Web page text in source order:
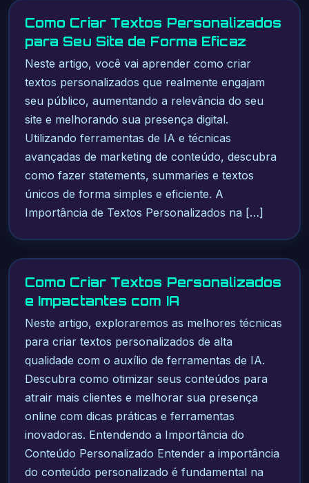
Como Criar Textos Personalizados
para Seu Site de Forma Eficaz
Neste artigo, você vai aprender como criar
textos personalizados que realmente engajam
seu público, aumentando a relevância do seu
site e melhorando sua presença digital.
Utilizando ferramentas de IA e técnicas
avançadas de marketing de conteúdo, descubra
como fazer statements, summaries e textos
únicos de forma simples e eficiente. A
Importância de Textos Personalizados na […]
Como Criar Textos Personalizados
e Impactantes com IA
Neste artigo, exploraremos as melhores técnicas
para criar textos personalizados de alta
qualidade com o auxílio de ferramentas de IA.
Descubra como otimizar seus conteúdos para
atrair mais clientes e melhorar sua presença
online com dicas práticas e ferramentas
inovadoras. Entendendo a Importância do
Conteúdo Personalizado Entender a importância
do conteúdo personalizado é fundamental na